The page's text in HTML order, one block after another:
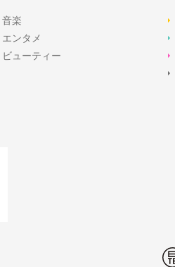
音楽
エンタメ
ビューティー